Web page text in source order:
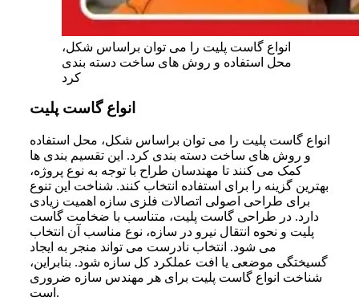
انواع گاست پلیت را می‌ توان براساس شکل،
محل استفاده و روش‌ های ساخت دسته‌ بندی
کرد
انواع گاست پلیت
انواع گاست پلیت را می‌ توان براساس شکل، محل استفاده
و روش‌ های ساخت دسته‌ بندی کرد. این تقسیم‌ بندی‌ ها
کمک می‌ کنند تا مهندسان طراح با توجه به نوع پروژه،
بهترین گزینه را برای استفاده انتخاب کنند. شناخت این تنوع
برای طراحی اصولی اتصالات فلزی سازه اهمیت زیادی
دارد. در طراحی گاست پلیت، متناسب با ضخامت گاست
پلیت و نحوه انتقال نیرو در سازه، نوع مناسب آن انتخاب
می‌ شود. انتخاب نادرست می‌ تواند منجر به ایجاد
گسیختگی موضعی یا افت عملکرد کل سازه شود. بنابراین،
شناخت انواع گاست پلیت برای هر مهندس سازه ضروری
است.